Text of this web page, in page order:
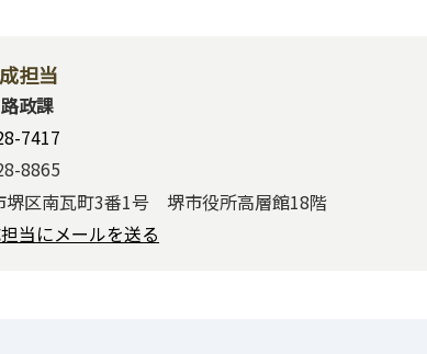
担当
政課
7417
8865
区南瓦町3番1号 堺市役所高層館18階
当にメールを送る